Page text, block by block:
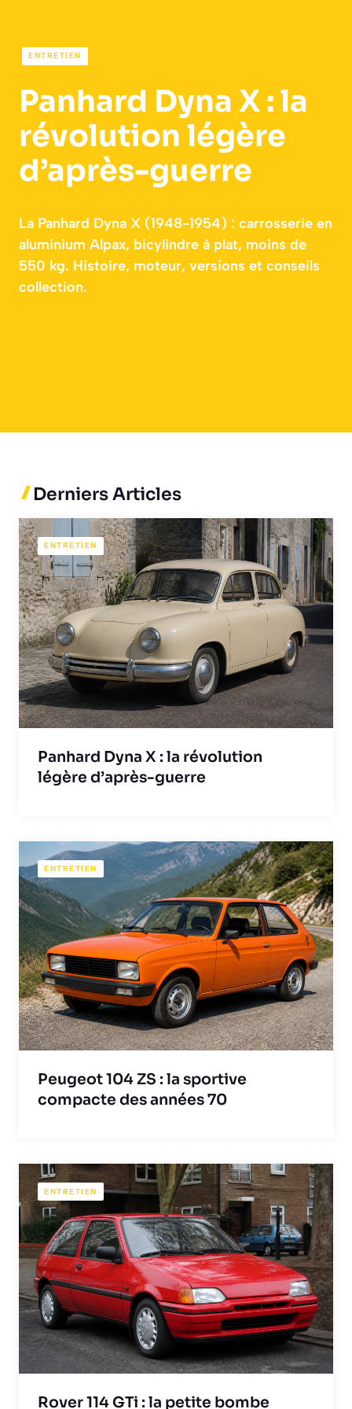
ENTRETIEN
Panhard Dyna X : la
révolution légère
d’après-guerre
La Panhard Dyna X (1948-1954) : carrosserie en
aluminium Alpax, bicylindre à plat, moins de
550 kg. Histoire, moteur, versions et conseils
collection.
Derniers Articles
ENTRETIEN
Panhard Dyna X : la révolution
légère d’après-guerre
ENTRETIEN
Peugeot 104 ZS : la sportive
compacte des années 70
ENTRETIEN
Rover 114 GTi : la petite bombe